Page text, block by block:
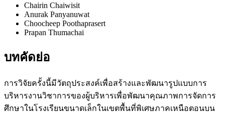
Chairin Chaiwisit
Anurak Panyanuwat
Choocheep Poothaprasert
Prapan Thumachai
บทคัดย่อ
การวิจัยครั้งนี้มีวัตถุประสงค์เพื่อสร้างและพัฒนารูปแบบการ
บริหารงานวิชาการของผู้บริหารเพื่อพัฒนาคุณภาพการจัดการ
ศึกษาในโรงเรียนขนาดเล็กในเขตพื้นที่พิเศษภาคเหนือตอนบน